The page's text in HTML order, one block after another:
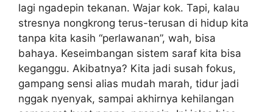
lagi ngadepin tekanan. Wajar kok. Tapi, kalau
stresnya nongkrong terus-terusan di hidup kita
tanpa kita kasih “perlawanan”, wah, bisa
bahaya. Keseimbangan sistem saraf kita bisa
keganggu. Akibatnya? Kita jadi susah fokus,
gampang sensi alias mudah marah, tidur jadi
nggak nyenyak, sampai akhirnya kehilangan